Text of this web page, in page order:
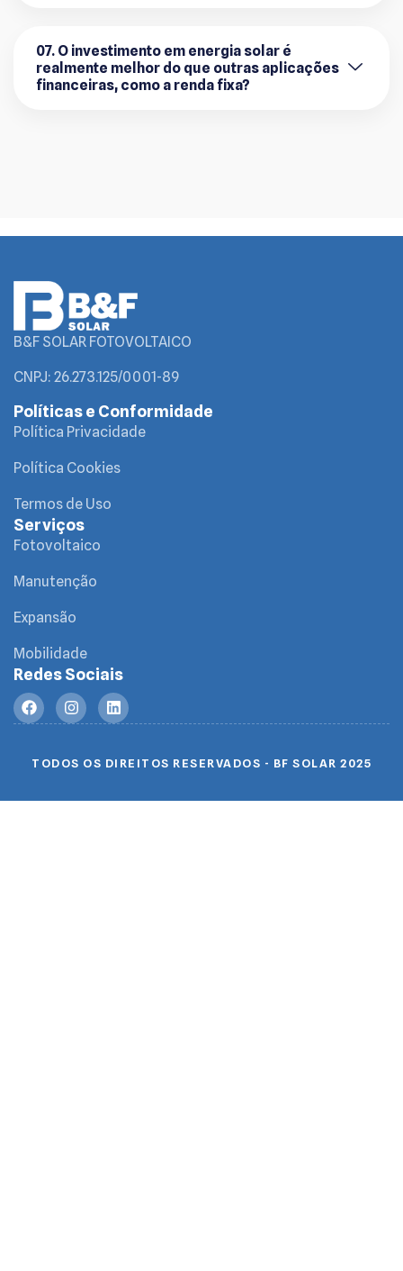
07. O investimento em energia solar é
realmente melhor do que outras aplicações
financeiras, como a renda fixa?
B&F SOLAR FOTOVOLTAICO
CNPJ: 26.273.125/0001-89
Políticas e Conformidade
Política Privacidade
Política Cookies
Termos de Uso
Serviços
Fotovoltaico
Manutenção
Expansão
Mobilidade
Redes Sociais
TODOS OS DIREITOS RESERVADOS - BF SOLAR 2025